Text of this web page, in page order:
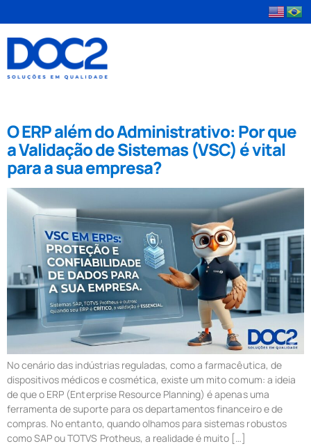
O ERP além do Administrativo: Por que
a Validação de Sistemas (VSC) é vital
para a sua empresa?
No cenário das indústrias reguladas, como a farmacêutica, de
dispositivos médicos e cosmética, existe um mito comum: a ideia
de que o ERP (Enterprise Resource Planning) é apenas uma
ferramenta de suporte para os departamentos financeiro e de
compras. No entanto, quando olhamos para sistemas robustos
como SAP ou TOTVS Protheus, a realidade é muito […]